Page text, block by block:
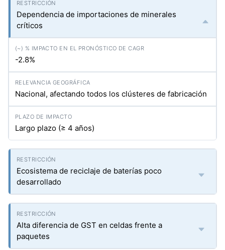
Dependencia de importaciones de minerales
críticos
-2.8%
Nacional, afectando todos los clústeres de fabricación
Largo plazo (≥ 4 años)
Ecosistema de reciclaje de baterías poco
desarrollado
Alta diferencia de GST en celdas frente a
paquetes